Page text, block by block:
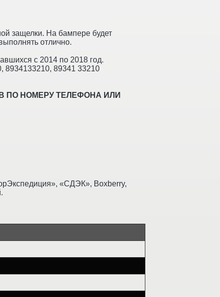
защелки. На бампере будет
отлично.
с 2014 по 2018 год.
8934133210, 89341 33210
ПО НОМЕРУ ТЕЛЕФОНА ИЛИ
«СДЭК», Boxberry,